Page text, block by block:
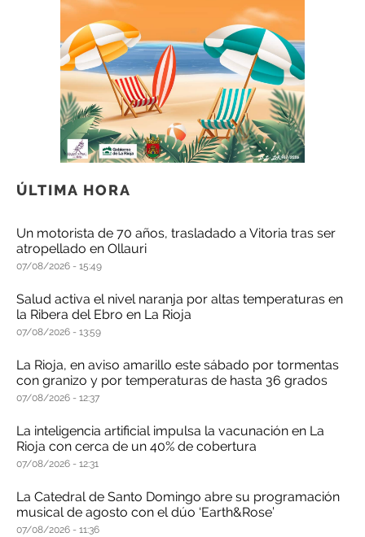
ÚLTIMA HORA
Un motorista de 70 años, trasladado a Vitoria tras ser
atropellado en Ollauri
07/08/2026 15:49
Salud activa el nivel naranja por altas temperaturas en
la Ribera del Ebro en La Rioja
07/08/2026 13:59
La Rioja, en aviso amarillo este sábado por tormentas
con granizo y por temperaturas de hasta 36 grados
07/08/2026 12:37
La inteligencia artificial impulsa la vacunación en La
Rioja con cerca de un 40% de cobertura
07/08/2026 12:31
La Catedral de Santo Domingo abre su programación
musical de agosto con el dúo ‘Earth&Rose’
07/08/2026 11:36